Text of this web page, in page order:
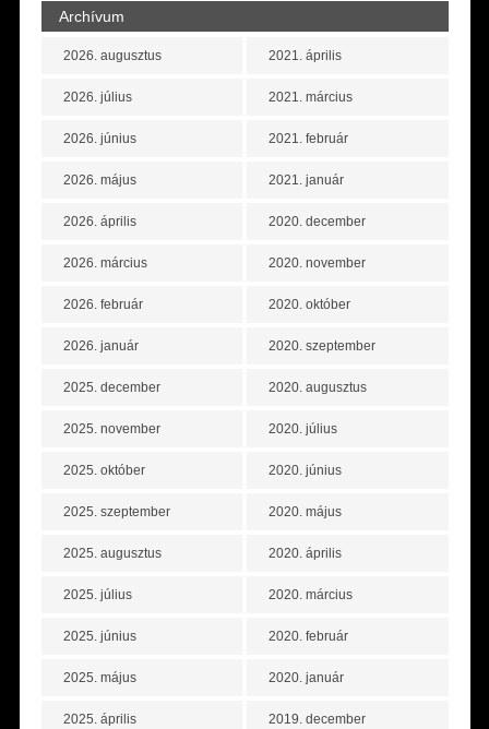
Archívum
2026. augusztus
2026. július
2026. június
2026. május
2026. április
2026. március
2026. február
2026. január
2025. december
2025. november
2025. október
2025. szeptember
2025. augusztus
2025. július
2025. június
2025. május
2025. április
2021. április
2021. március
2021. február
2021. január
2020. december
2020. november
2020. október
2020. szeptember
2020. augusztus
2020. július
2020. június
2020. május
2020. április
2020. március
2020. február
2020. január
2019. december